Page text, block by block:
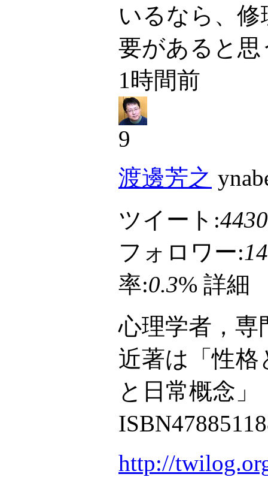
いるなら、
要があると思
1時間前
9
渡邊芳之
ツイート:
フォロワー:
率:0.3% 詳細
心理学者，専
近著は「性
と日常概念」
http://